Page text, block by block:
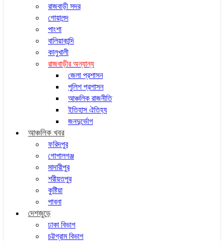
রাজবাড়ী সদর
গোয়ালন্দ
পাংশা
বালিয়াকান্দি
কালুখালী
রাজবাড়ীর অন্যান্য
জেলা প্রশাসন
পুলিশ প্রশাসন
আঞ্চলিক রাজনীতি
ইতিহাস ঐতিহ্য
জনদুর্ভোগ
আঞ্চলিক খবর
ফরিদপুর
গোপালগঞ্জ
মাদারীপুর
শরীয়তপুর
কুষ্টিয়া
পাবনা
দেশজুড়ে
ঢাকা বিভাগ
চট্টগ্রাম বিভাগ